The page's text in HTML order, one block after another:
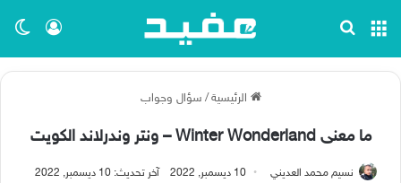
تسجيل القائمة
الرئيسية / سؤال وجواب
ما معنى Winter Wonderland – ونتر وندرلاند الكويت
نسيم محمد العديني 10 ديسمبر, 2022 آخر تحديث: 10 ديسمبر, 2022